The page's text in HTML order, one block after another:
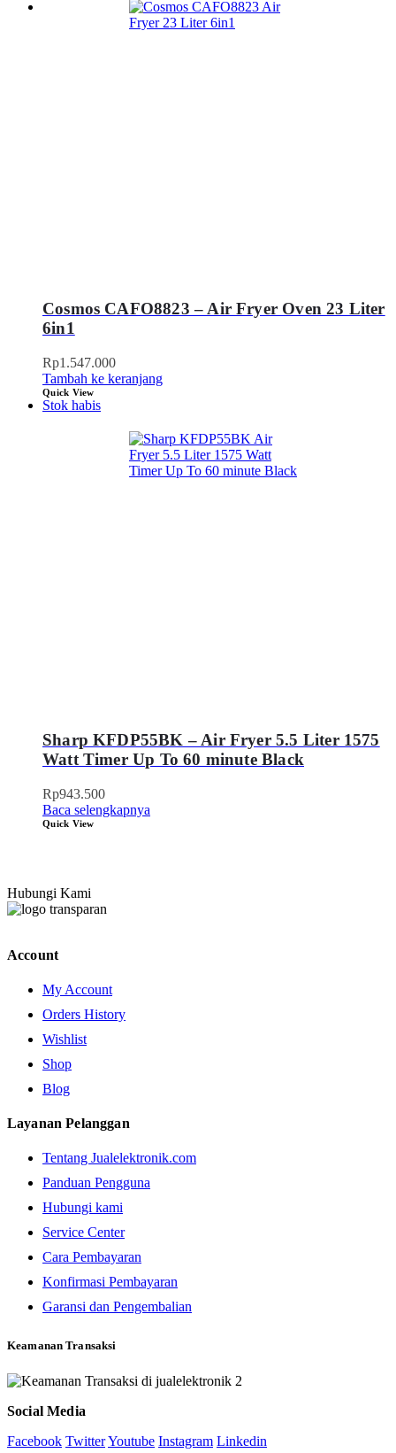
Cosmos CAFO8823 – Air Fryer Oven 23 Liter
6in1
Rp1.547.000
Tambah ke keranjang
Quick View
Stok habis
Sharp KFDP55BK – Air Fryer 5.5 Liter 1575
Watt Timer Up To 60 minute Black
Rp943.500
Baca selengkapnya
Quick View
Hubungi Kami
Account
My Account
Orders History
Wishlist
Shop
Blog
Layanan Pelanggan
Tentang Jualelektronik.com
Panduan Pengguna
Hubungi kami
Service Center
Cara Pembayaran
Konfirmasi Pembayaran
Garansi dan Pengembalian
Keamanan Transaksi
Social Media
Facebook TwitterYoutube Instagram Linkedin